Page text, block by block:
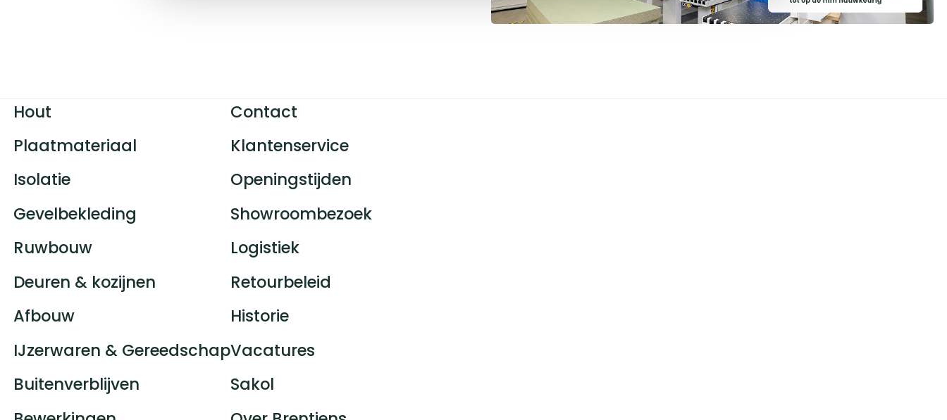
Hout
Plaatmateriaal
Isolatie
Gevelbekleding
Ruwbouw
Deuren & kozijnen
Afbouw
IJzerwaren & Gereedschap
Buitenverblijven
Contact
Klantenservice
Openingstijden
Showroombezoek
Logistiek
Retourbeleid
Historie
Vacatures
Sakol